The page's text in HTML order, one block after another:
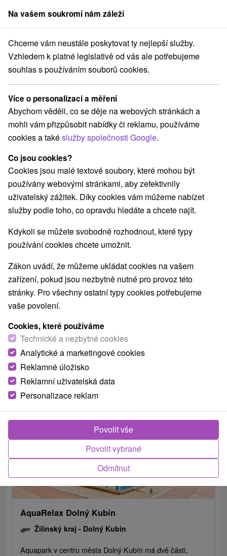
člen skupinySorger
Atrakce na Slovensku Malá Fatra
Atrakce Malá Fatra
Kategorie
Všechny kategorie
Vyhliadkové veže a chodníky(1)
Túry a turistické chodníky(10)
Amfiteátre a kiná v prírode
Golfové ihriská(1) Pramene(1)
Mestské a zámocké parky(1) Lyžiarske strediská
Architektonické stavby(1) Plte, rafting, splavy (1)
Kaštiele (1) Horské chaty (3) Skanzeny(3) Šport
Hrady, zámky, zrúcaniny
Jazerá, plesá, vodné nádrže(1)
Aquaparky, kúpaliská(3) Vodopády
Botanické záhrady(1) ZOO a zvieracie farmy(1)
Múzeá a galérie(4) Turistické atrakcie (5)
Adrenalinové atrakcie(7) Lanové dráhy (2)
Jaskyne(1)
Obce a města
Terchová(2) Martin(2) Zobrazit vše
AquaRelax Dolný Kubín
Žilinský kraj - Dolný Kubín
Aquapark v centru města Dolný Kubín má dvě části,
Na vašem soukromí nám záleží
Chceme vám neustále poskytovat ty nejlepší služby.
Vzhledem k platné legislativě od vás ale potřebujeme
souhlas s používáním souborů cookies.
Více o personalizaci a měření
Abychom věděli, co se děje na webových stránkách a
mohli vám přizpůsobit nabídky či reklamu, používáme
cookies a takéslužby společnosti Google.
Co jsou cookies?
Cookies jsou malé textové soubory, které mohou být
používány webovými stránkami, aby zefektivnily
uživatelský zážitek. Díky cookies vám můžeme nabízet
služby podle toho, co opravdu hledáte a chcete najít.
Kdykoli se můžete svobodně rozhodnout, které typy
používání cookies chcete umožnit.
Zákon uvádí, že můžeme ukládat cookies na vašem
zařízení, pokud jsou nezbytně nutné pro provoz této
stránky. Pro všechny ostatní typy cookies potřebujeme
vaše povolení.
Cookies, které používáme
Technické a nezbytné cookies
Analytické a marketingové cookies
Reklamné úložisko
Reklamní uživatelská data
Personalizace reklam
Odmítnut
Povolit vybrané
Povolit vše